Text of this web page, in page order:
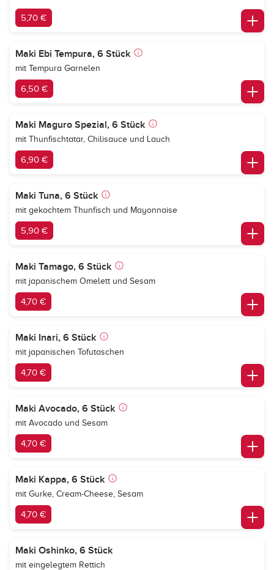
5,70 €
Maki Ebi Tempura, 6 Stück
mit Tempura Garnelen
6,50 €
Maki Maguro Spezial, 6 Stück
mit Thunfischtatar, Chilisauce und Lauch
6,90 €
Maki Tuna, 6 Stück
mit gekochtem Thunfisch und Mayonnaise
5,90 €
Maki Tamago, 6 Stück
mit japanischem Omelett und Sesam
4,70 €
Maki Inari, 6 Stück
mit japanischen Tofutaschen
4,70 €
Maki Avocado, 6 Stück
mit Avocado und Sesam
4,70 €
Maki Kappa, 6 Stück
mit Gurke, Cream-Cheese, Sesam
4,70 €
Maki Oshinko, 6 Stück
mit eingelegtem Rettich